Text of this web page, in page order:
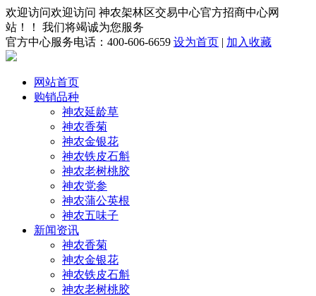
欢迎访问欢迎访问 神农架林区交易中心官方招商中心网
站！！ 我们将竭诚为您服务
官方中心服务电话：400-606-6659 设为首页 | 加入收藏
网站首页
购销品种
神农延龄草
神农香菊
神农金银花
神农铁皮石斛
神农老树桃胶
神农党参
神农蒲公英根
神农五味子
新闻资讯
神农香菊
神农金银花
神农铁皮石斛
神农老树桃胶